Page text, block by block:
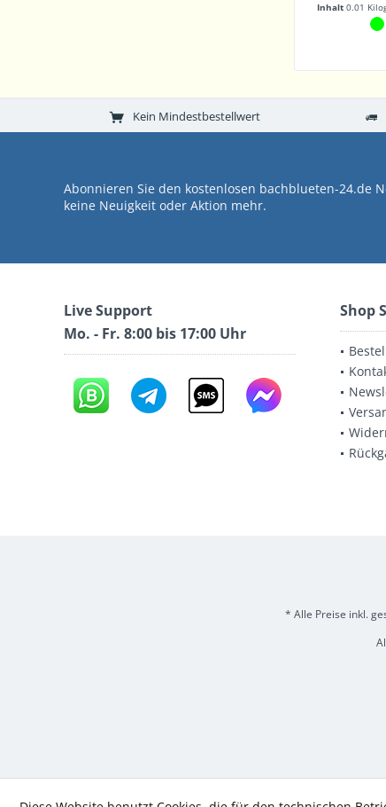
Inhalt 0.01
Kein Mindestbestellwert
Abonnieren Sie den kostenlosen bachblueten-24.de
keine Neuigkeit oder Aktion mehr.
Live Support
Mo. - Fr. 8:00 bis 17:00 Uhr
Shop
* Alle Preise inkl.